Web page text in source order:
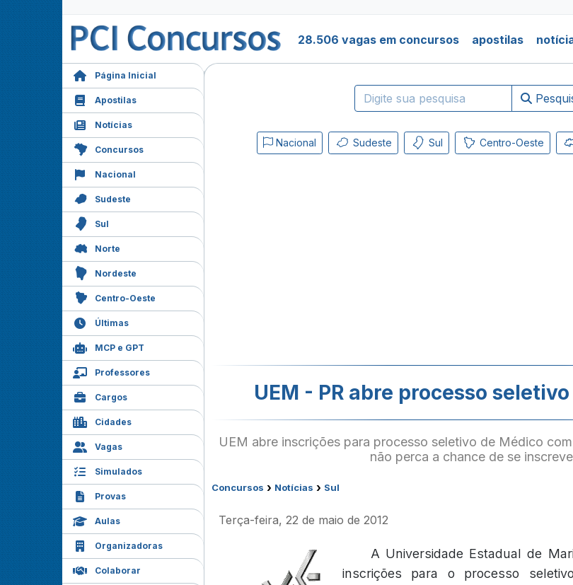
28.506 vagas em concursos apostilas
Página Inicial
Apostilas
Notícias
Concursos
Nacional
Sudeste
Sul
Norte
Nordeste
Centro-Oeste
Últimas
MCP e GPT
Professores
Cargos
Cidades
Vagas
Simulados
Provas
Aulas
Organizadoras
Colaborar
Nacional Sudeste Sul Centro-Oeste
UEM - PR abre processo
UEM abre inscrições para processo seletivo de Médico
não perca a chance de se
Concursos › Notícias › Sul
Terça-feira, 22 de maio de 2012
A Universidade Estadual de
inscrições para o processo